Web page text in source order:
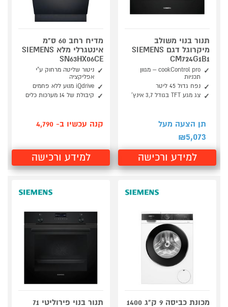
תנור בנוי משולב
מיקרוגל דגם SIEMENS
CM724G1B1
cookControl pro – מגוון
תכניות
נפח גדול 45 ליטר
צג מגע TFT בגודל 3,7 אינץ'
תן הצעה מעל
₪5,073
למידע ורכישה
מדיח רחב 60 ס"מ
אינטגרלי מלא SIEMENS
SN63HX06CE
ניטור שליטה מרחוק ע"י
אפליקציה
iQdrive מנוע ללא פחמים
קיבולת של 14 מערכות כלים
קנה עכשיו ב- 4,790
למידע ורכישה
מכונת כביסה 9 ק"ג 1400
תנור בנוי פירוליטי 71